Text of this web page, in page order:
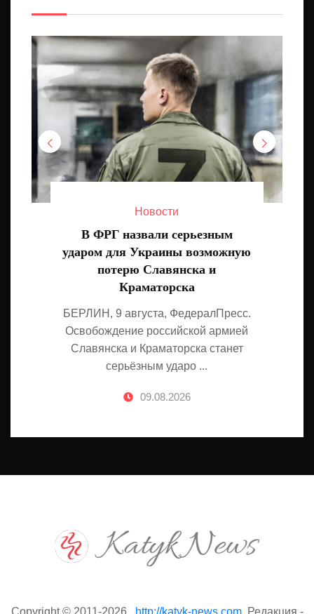
Новости
В ФРГ назвали серьезным
ударом для Украины возможную
потерю Славянска и
Краматорска
БЕРЛИН, 9 августа, ФедералПресс.
Освобождение российской армией
Славянска и Краматорска станет
серьёзным ударо ...
09.08.2026
Copyright © 2011-2026 . http://katyk-news.com. Редакция -